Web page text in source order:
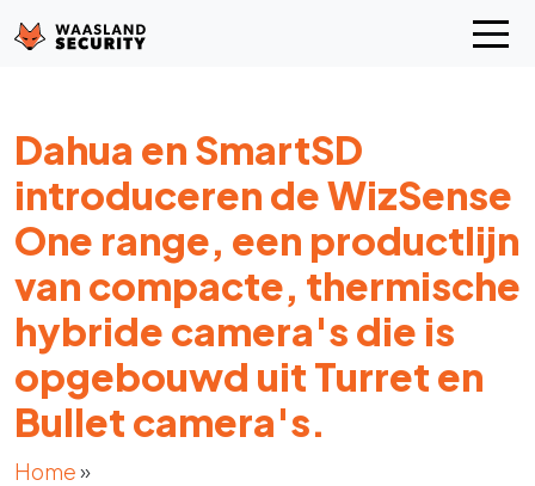
Dahua en SmartSD
introduceren de WizSense
One range, een productlijn
van compacte, thermische
hybride camera's die is
opgebouwd uit Turret en
Bullet camera's.
Home»